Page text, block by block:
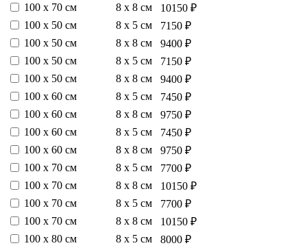
100 х 70 см
8 х 8 см
10150 ₽
100 х 50 см
8 х 5 см
7150 ₽
100 х 50 см
8 х 8 см
9400 ₽
100 х 50 см
8 х 5 см
7150 ₽
100 х 50 см
8 х 8 см
9400 ₽
100 х 60 см
8 х 5 см
7450 ₽
100 х 60 см
8 х 8 см
9750 ₽
100 х 60 см
8 х 5 см
7450 ₽
100 х 60 см
8 х 8 см
9750 ₽
100 х 70 см
8 х 5 см
7700 ₽
100 х 70 см
8 х 8 см
10150 ₽
100 х 70 см
8 х 5 см
7700 ₽
100 х 70 см
8 х 8 см
10150 ₽
100 х 80 см
8 х 5 см
8000 ₽